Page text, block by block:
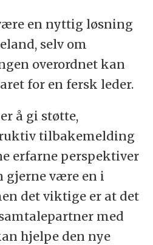
en nyttig løsning
selv om
overordnet kan
for en fersk leder.
å gi støtte,
tilbakemelding
erfarne perspektiver
gjerne være en i
det viktige er at det
med
hjelpe den nye